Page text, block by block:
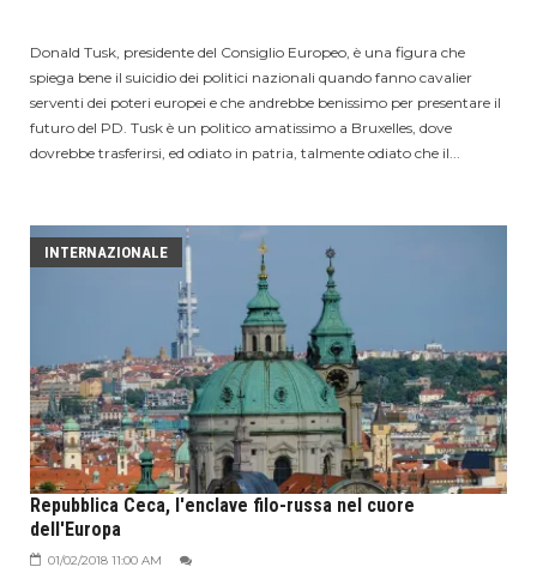
Donald Tusk, presidente del Consiglio Europeo, è una figura che
spiega bene il suicidio dei politici nazionali quando fanno cavalier
serventi dei poteri europei e che andrebbe benissimo per presentare il
futuro del PD. Tusk è un politico amatissimo a Bruxelles, dove
dovrebbe trasferirsi, ed odiato in patria, talmente odiato che il...
INTERNAZIONALE
Repubblica Ceca, l'enclave filo-russa nel cuore
dell'Europa
01/02/2018 11:00 AM